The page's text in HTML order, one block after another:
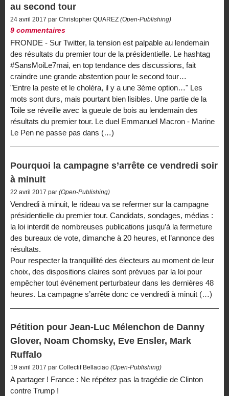
au second tour
24 avril 2017 par Christopher QUAREZ (Open-Publishing)
9 commentaires
FRONDE - Sur Twitter, la tension est palpable au lendemain
des résultats du premier tour de la présidentielle. Le hashtag
#SansMoiLe7mai, en top tendance des discussions, fait
craindre une grande abstention pour le second tour…
"Entre la peste et le choléra, il y a une 3ème option…" Les
mots sont durs, mais pourtant bien lisibles. Une partie de la
Toile se réveille avec la gueule de bois au lendemain des
résultats du premier tour. Le duel Emmanuel Macron - Marine
Le Pen ne passe pas dans (…)
Pourquoi la campagne s’arrête ce vendredi soir
à minuit
22 avril 2017 par (Open-Publishing)
Vendredi à minuit, le rideau va se refermer sur la campagne
présidentielle du premier tour. Candidats, sondages, médias :
la loi interdit de nombreuses publications jusqu’à la fermeture
des bureaux de vote, dimanche à 20 heures, et l’annonce des
résultats.
Pour respecter la tranquillité des électeurs au moment de leur
choix, des dispositions claires sont prévues par la loi pour
empêcher tout événement perturbateur dans les dernières 48
heures. La campagne s’arrête donc ce vendredi à minuit (…)
Pétition pour Jean-Luc Mélenchon de Danny
Glover, Noam Chomsky, Eve Ensler, Mark
Ruffalo
19 avril 2017 par Collectif Bellaciao (Open-Publishing)
A partager ! France : Ne répétez pas la tragédie de Clinton
contre Trump !